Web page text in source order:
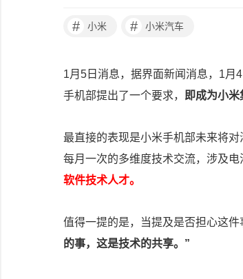
# 小米 # 小米汽车
1月5日消息，据界面新闻消息，1月
手机部提出了一个要求，
即成为小
最直接的表现是小米手机部未来将
每月一次的多维度技术交流，涉及电
软件技术人才。
值得一提的是，当提及是否担心这
的事，这是技术的共享。”